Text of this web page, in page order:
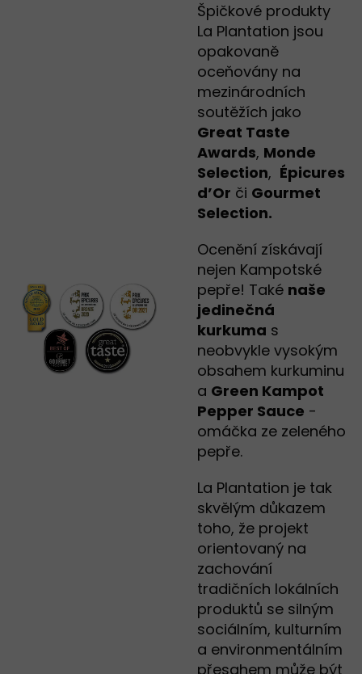
Špičkové produkty
La Plantation jsou
opakovaně
oceňovány na
mezinárodních
soutěžích jako
Great Taste
Awards, Monde
Selection, Épicures
d’Or či Gourmet
Selection.
Ocenění získávají
nejen Kampotské
pepře! Také naše
jedinečná
kurkuma s
neobvykle vysokým
obsahem kurkuminu
a Green Kampot
Pepper Sauce -
omáčka ze zeleného
pepře.
La Plantation je tak
skvělým důkazem
toho, že projekt
orientovaný na
zachování
tradičních lokálních
produktů se silným
sociálním, kulturním
a environmentálním
přesahem může být